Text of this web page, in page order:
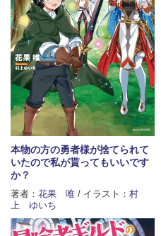
本物の方の勇者様が捨てられて
いたので私が貰ってもいいです
か？
著者： 花果 唯 / イラスト： 村
上 ゆいち